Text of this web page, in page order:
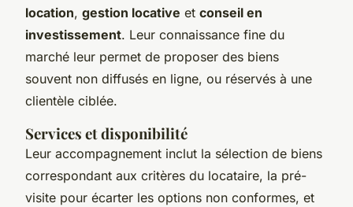
location, gestion locative et conseil en
investissement. Leur connaissance fine du
marché leur permet de proposer des biens
souvent non diffusés en ligne, ou réservés à une
clientèle ciblée.
Services et disponibilité
Leur accompagnement inclut la sélection de biens
correspondant aux critères du locataire, la pré-
visite pour écarter les options non conformes, et